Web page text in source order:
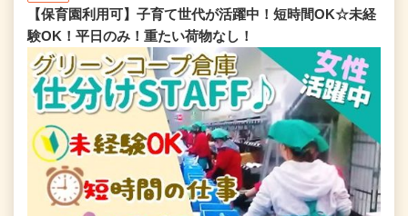
【保育園利用可】子育て世代が活躍中！短時間OK☆未経
験OK！平日のみ！重たい荷物なし！